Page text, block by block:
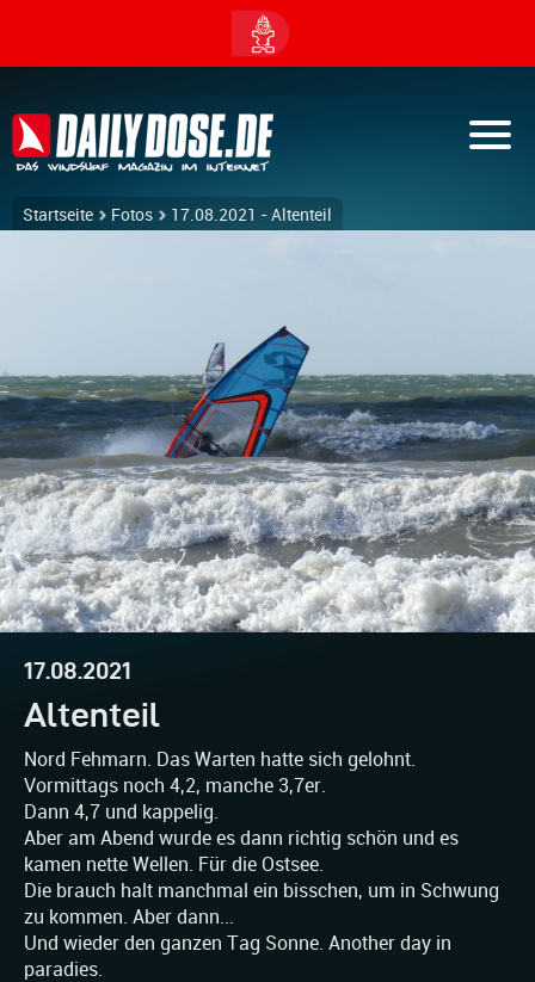
Startseite Fotos 17.08.2021 - Altenteil
17.08.2021
Altenteil
Nord Fehmarn. Das Warten hatte sich gelohnt.
Vormittags noch 4,2, manche 3,7er.
Dann 4,7 und kappelig.
Aber am Abend wurde es dann richtig schön und es
kamen nette Wellen. Für die Ostsee.
Die brauch halt manchmal ein bisschen, um in Schwung
zu kommen. Aber dann...
Und wieder den ganzen Tag Sonne. Another day in
paradies.